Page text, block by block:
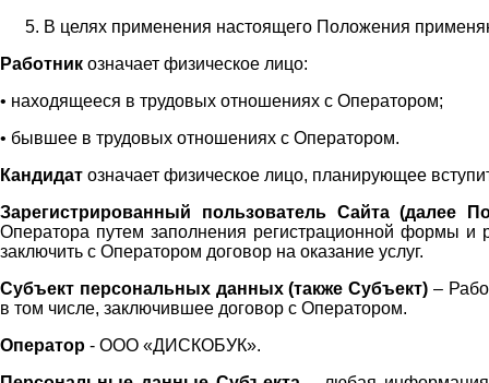
В целях применения настоящего Положения
Работник означает физическое лицо:
• находящееся в трудовых отношениях с Оператором;
• бывшее в трудовых отношениях с Оператором.
Кандидат означает физическое лицо, планирующее
Зарегистрированный пользователь Сайта (далее
Оператора путем заполнения регистрационной формы и
заключить с Оператором договор на оказание услуг.
Субъект персональных данных (также Субъект) –
в том числе, заключившее договор с Оператором.
Оператор - ООО «ДИСКОБУК».